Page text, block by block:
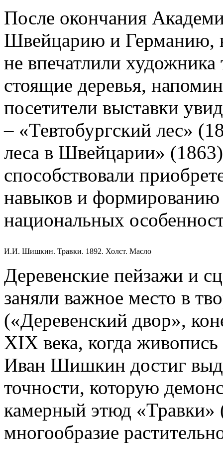
После окончания
Швейцарию и Германию,
не впечатлили художника
стоящие деревья,
посетители выставки
– «Тевтобургский лес»
леса в Швейцарии»
способствовали
навыков и формированию
национальных
И.И. Шишкин. Травки. 1892. Холст. Масло
Деревенские пейзажи и
заняли важное место в
(«Деревенский двор»,
XIX века, когда
Иван Шишкин достиг
точности, которую
камерный этюд
многообразие